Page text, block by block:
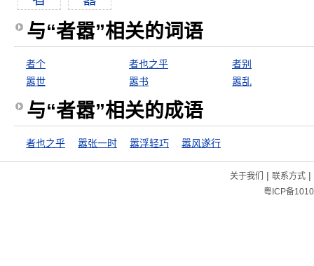
与“者嚣”相关的词语
者个 者也之乎
者别
嚣世
嚣书 嚣乱
与“者嚣”相关的成语
者也之乎 嚣张一时 嚣浮轻巧 嚣风遂行
关于我们 | 联系方式|
粤ICP备